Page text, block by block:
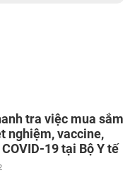
tra việc mua sắm
nghiệm, vaccine,
19 tại Bộ Y tế